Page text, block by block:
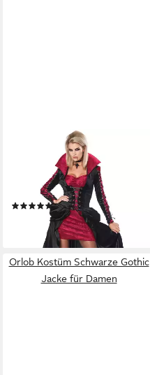
CALIFORNIA COSTUMES
Kostüm Verführerisches
Vampir-Kostüm für Damen
Halloweenkostüm schwarz-rot
(2)
lieferbar - in 2-3 Werktagen bei dir
Orlob Kostüm Schwarze Gothic
Jacke für Damen